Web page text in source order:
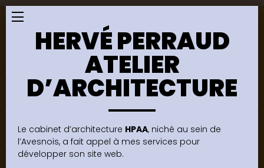
HERVÉ PERRAUD
ATELIER
D’ARCHITECTURE
Le cabinet d’architecture HPAA, niché au sein de
l’Avesnois, a fait appel à mes services pour
développer son site web.